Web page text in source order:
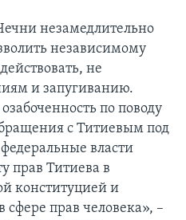
незамедлительно
независимому
не
и запугиванию.
по поводу
с Титиевым под
власти
прав Титиева в
конституцией и
сфере прав человека», –